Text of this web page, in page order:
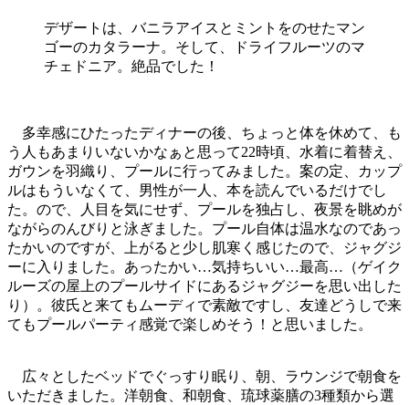
デザートは、バニラアイスとミントをのせたマン
ゴーのカタラーナ。そして、ドライフルーツのマ
チェドニア。絶品でした！
多幸感にひたったディナーの後、ちょっと体を休めて、も
う人もあまりいないかなぁと思って22時頃、水着に着替え、
ガウンを羽織り、プールに行ってみました。案の定、カップ
ルはもういなくて、男性が一人、本を読んでいるだけでし
た。ので、人目を気にせず、プールを独占し、夜景を眺めが
ながらのんびりと泳ぎました。プール自体は温水なのであっ
たかいのですが、上がると少し肌寒く感じたので、ジャグジ
ーに入りました。あったかい…気持ちいい…最高…（ゲイク
ルーズの屋上のプールサイドにあるジャグジーを思い出した
り）。彼氏と来てもムーディで素敵ですし、友達どうしで来
てもプールパーティ感覚で楽しめそう！と思いました。
広々としたベッドでぐっすり眠り、朝、ラウンジで朝食を
いただきました。洋朝食、和朝食、琉球薬膳の3種類から選